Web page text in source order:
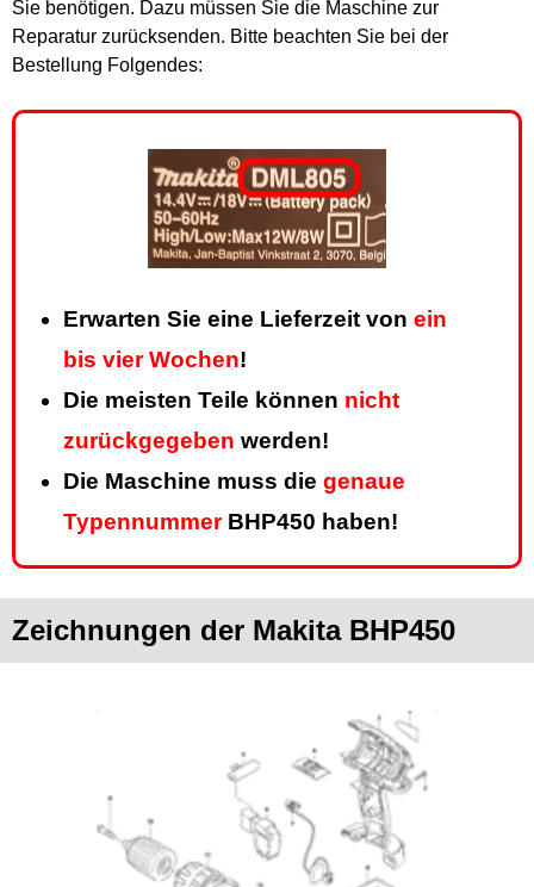
Sie benötigen. Dazu müssen Sie die Maschine zur
Reparatur zurücksenden. Bitte beachten Sie bei der
Bestellung Folgendes:
Erwarten Sie eine Lieferzeit von ein
bis vier Wochen!
Die meisten Teile können nicht
zurückgegeben werden!
Die Maschine muss die genaue
TypennummerBHP450 haben!
Zeichnungen der Makita BHP450